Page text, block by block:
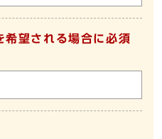
希望される場合に必須